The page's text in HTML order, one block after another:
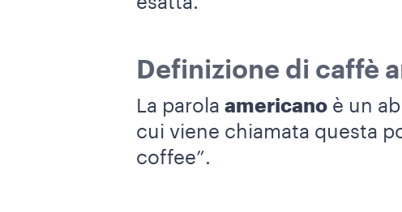
Definizione di caffè
La parola americanoè un
cui viene chiamata questa
coffee”.